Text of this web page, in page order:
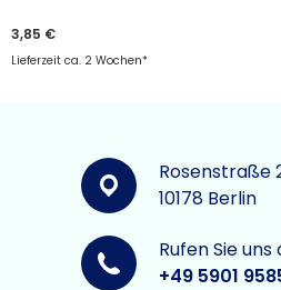
3,85 €
Lieferzeit ca. 2 Wochen*
Rosenstraße
10178 Berlin
Rufen Sie uns
+49 5901